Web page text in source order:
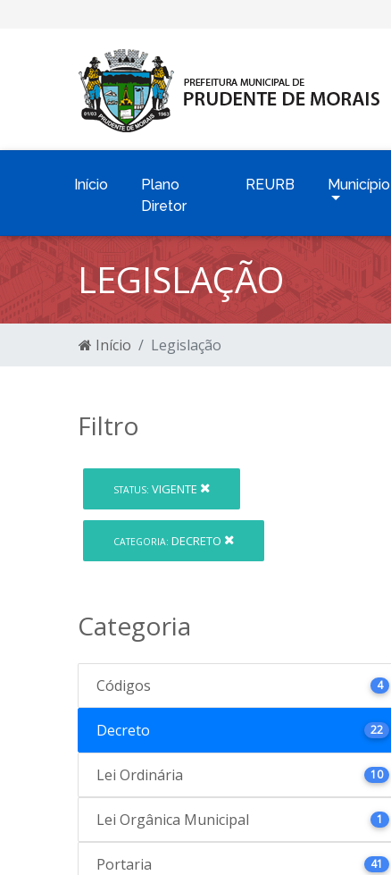
Início
Plano
Diretor
REURB Município
LEGISLAÇÃO
Início Legislação
Filtro
STATUS: VIGENTE
CATEGORIA: DECRETO
Categoria
Códigos 4
Decreto 22
Lei Ordinária 10
Lei Orgânica Municipal 1
Portaria 41